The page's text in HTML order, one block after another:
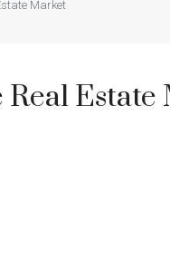
Market
Estate